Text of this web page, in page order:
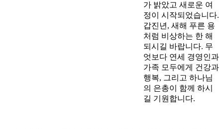
가 밝았고 새로운 여
정이 시작되었습니다.
갑진년, 새해 푸른 용
처럼 비상하는 한 해
되시길 바랍니다. 무
엇보다 연세 경영인과
가족 모두에게 건강과
행복, 그리고 하나님
의 은총이 함께 하시
길 기원합니다.